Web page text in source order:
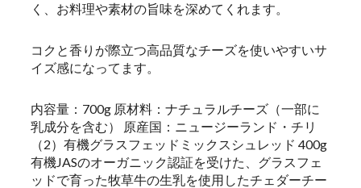
く、お料理や素材の旨味を深めてくれます。
コクと香りが際立つ高品質なチーズを使いやすいサ
イズ感になってます。
内容量：700g 原材料：ナチュラルチーズ（一部に
乳成分を含む） 原産国：ニュージーランド・チリ
（2）有機グラスフェッドミックスシュレッド 400g
有機JASのオーガニック認証を受けた、グラスフェ
ッドで育った牧草牛の生乳を使用したチェダーチー